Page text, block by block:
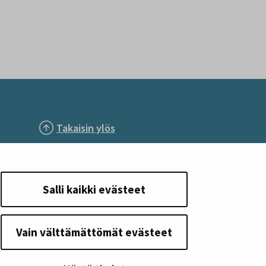
Salli kaikki evästeet
Vain välttämättömät evästeet
Takaisin ylös